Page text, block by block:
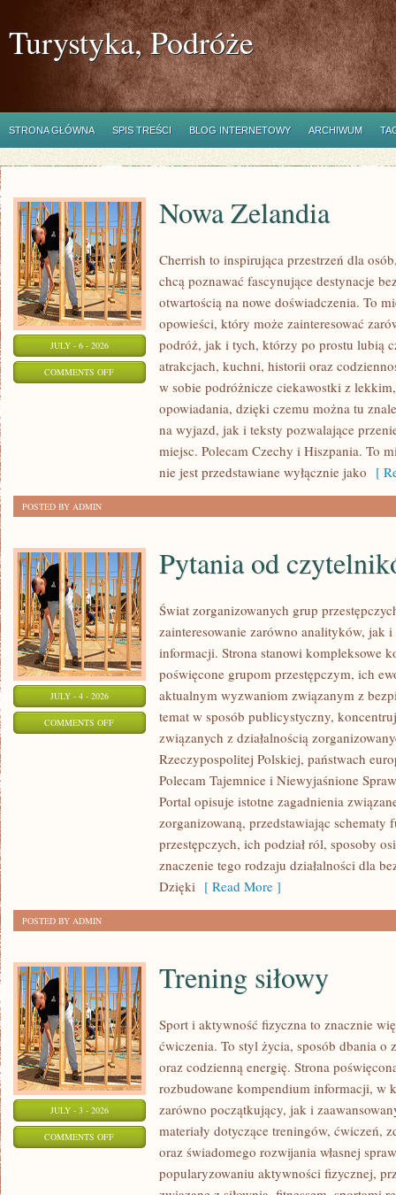
Turystyka, Podróże
STRONA GŁÓWNA SPIS TREŚCI BLOG INTERNETOWY ARCHIWUM
JULY - 6 - 2026
COMMENTS OFFON
Nowa Zelandia
Cherrish to inspirująca przestrzeń dla
chcą poznawać fascynujące destynacje
otwartością na nowe doświadczenia. To
opowieści, który może zainteresować
podróż, jak i tych, którzy po prostu lubią
atrakcjach, kuchni, historii oraz
w sobie podróżnicze ciekawostki z
opowiadania, dzięki czemu można tu
na wyjazd, jak i teksty pozwalające
miejsc. Polecam Czechy i Hiszpania. To
nie jest przedstawiane wyłącznie jako [
POSTED BY ADMIN
JULY - 4 - 2026
COMMENTS OFFON
CZYTELNIKÓW
Pytania od
Świat zorganizowanych grup
zainteresowanie zarówno analityków, jak
informacji. Strona stanowi kompleksowe
poświęcone grupom przestępczym, ich
aktualnym wyzwaniom związanym z
temat w sposób publicystyczny,
związanych z działalnością
Rzeczypospolitej Polskiej, państwach
Polecam Tajemnice i Niewyjaśnione
Portal opisuje istotne zagadnienia
zorganizowaną, przedstawiając schematy
przestępczych, ich podział ról, sposoby
znaczenie tego rodzaju działalności dla
Dzięki [ Read More ]
POSTED BY ADMIN
JULY - 3 - 2026
COMMENTS OFFON
Trening siłowy
Sport i aktywność fizyczna to znacznie
ćwiczenia. To styl życia, sposób dbania o
oraz codzienną energię. Strona
rozbudowane kompendium informacji, w
zarówno początkujący, jak i
materiały dotyczące treningów, ćwiczeń,
oraz świadomego rozwijania własnej
popularyzowaniu aktywności fizycznej,